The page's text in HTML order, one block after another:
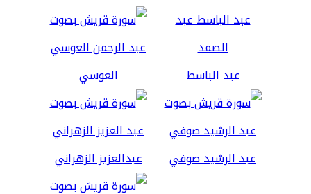
عبد الباسط العوسي
عبد الرشيد صوفي عبدالعزيز الزهراني